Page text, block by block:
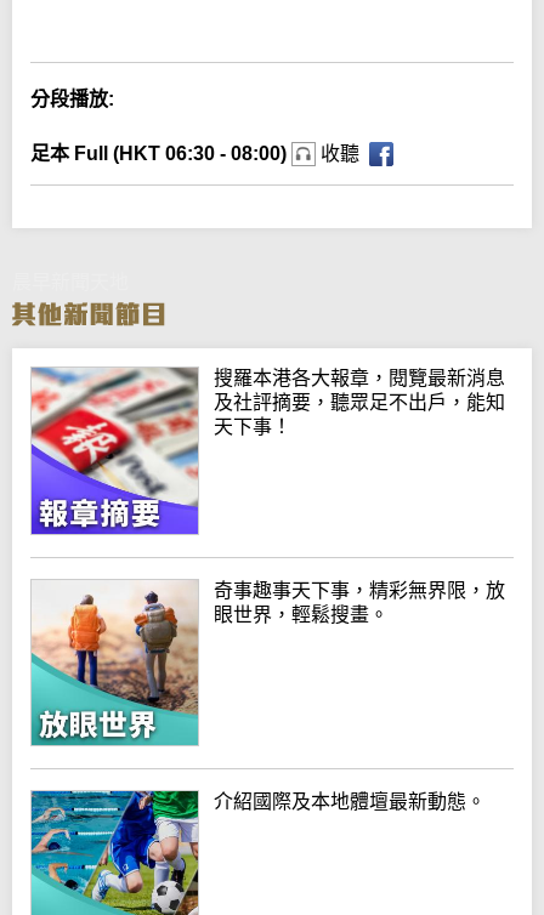
分段播放:
足本 Full (HKT 06:30 - 08:00) 收聽
搜羅本港各大報章，閱覽最新消息
及社評摘要，聽眾足不出戶，能知
天下事！
奇事趣事天下事，精彩無界限，放
眼世界，輕鬆搜畫。
介紹國際及本地體壇最新動態。